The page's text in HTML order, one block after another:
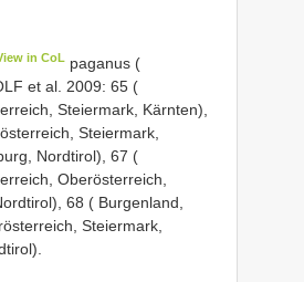
in CoL paganus (
et al. 2009: 65 (
Steiermark, Kärnten),
Steiermark,
Nordtirol), 67 (
Oberösterreich,
68 ( Burgenland,
Steiermark,